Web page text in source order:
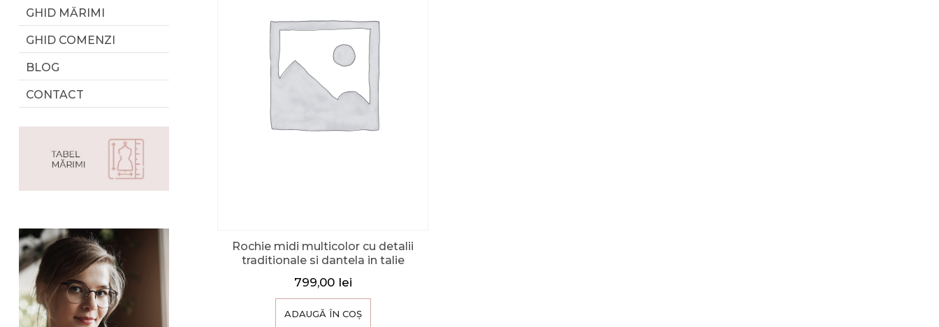
GHID MĂRIMI
GHID COMENZI
BLOG
CONTACT
Rochie midi multicolor cu detalii
traditionale si dantela in talie
799,00 lei
ADAUGĂ ÎN COȘ